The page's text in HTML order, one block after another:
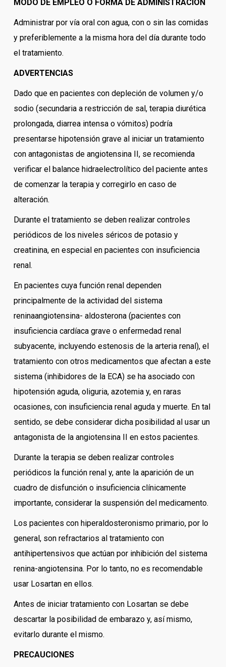
MODO DE EMPLEO O FORMA DE ADMINISTRACIÓN
Administrar por vía oral con agua, con o sin las comidas
y preferiblemente a la misma hora del día durante todo
el tratamiento.
ADVERTENCIAS
Dado que en pacientes con depleción de volumen y/o
sodio (secundaria a restricción de sal, terapia diurética
prolongada, diarrea intensa o vómitos) podría
presentarse hipotensión grave al iniciar un tratamiento
con antagonistas de angiotensina II, se recomienda
verificar el balance hidraelectrolítico del paciente antes
de comenzar la terapia y corregirlo en caso de
alteración.
Durante el tratamiento se deben realizar controles
periódicos de los niveles séricos de potasio y
creatinina, en especial en pacientes con insuficiencia
renal.
En pacientes cuya función renal dependen
principalmente de la actividad del sistema
reninaangiotensina- aldosterona (pacientes con
insuficiencia cardíaca grave o enfermedad renal
subyacente, incluyendo estenosis de la arteria renal), el
tratamiento con otros medicamentos que afectan a este
sistema (inhibidores de la ECA) se ha asociado con
hipotensión aguda, oliguria, azotemia y, en raras
ocasiones, con insuficiencia renal aguda y muerte. En tal
sentido, se debe considerar dicha posibilidad al usar un
antagonista de la angiotensina II en estos pacientes.
Durante la terapia se deben realizar controles
periódicos la función renal y, ante la aparición de un
cuadro de disfunción o insuficiencia clínicamente
importante, considerar la suspensión del medicamento.
Los pacientes con hiperaldosteronismo primario, por lo
general, son refractarios al tratamiento con
antihipertensivos que actúan por inhibición del sistema
renina-angiotensina. Por lo tanto, no es recomendable
usar Losartan en ellos.
Antes de iniciar tratamiento con Losartan se debe
descartar la posibilidad de embarazo y, así mismo,
evitarlo durante el mismo.
PRECAUCIONES